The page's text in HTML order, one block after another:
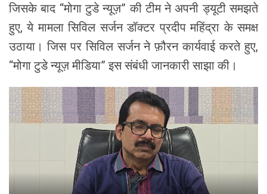
जिसके बाद “मोगा टुडे न्यूज़” की टीम ने अपनी ड्यूटी समझते
हुए, ये मामला सिविल सर्जन डॉक्टर प्रदीप महिंद्रा के समक्ष
उठाया। जिस पर सिविल सर्जन ने फ़ौरन कार्यवाई करते हुए,
“मोगा टुडे न्यूज़ मीडिया” इस संबंधी जानकारी साझा की।